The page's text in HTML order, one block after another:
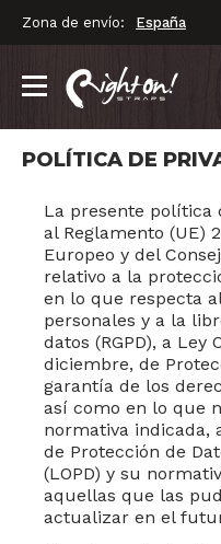
Zona de envío:
POLÍTICA DE
La presente política
al Reglamento (UE)
Europeo y del
relativo a la
en lo que respecta
personales y a la
datos (RGPD), a Ley
diciembre, de
garantía de los
así como en lo que
normativa indicada,
de Protección de
(LOPD) y su
aquellas que las
actualizar en el